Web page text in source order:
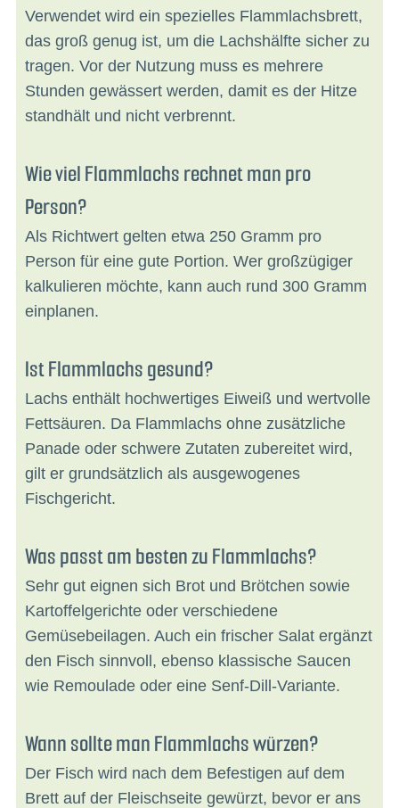
Verwendet wird ein spezielles Flammlachsbrett,
das groß genug ist, um die Lachshälfte sicher zu
tragen. Vor der Nutzung muss es mehrere
Stunden gewässert werden, damit es der Hitze
standhält und nicht verbrennt.
Wie viel Flammlachs rechnet man pro
Person?
Als Richtwert gelten etwa 250 Gramm pro
Person für eine gute Portion. Wer großzügiger
kalkulieren möchte, kann auch rund 300 Gramm
einplanen.
Ist Flammlachs gesund?
Lachs enthält hochwertiges Eiweiß und wertvolle
Fettsäuren. Da Flammlachs ohne zusätzliche
Panade oder schwere Zutaten zubereitet wird,
gilt er grundsätzlich als ausgewogenes
Fischgericht.
Was passt am besten zu Flammlachs?
Sehr gut eignen sich Brot und Brötchen sowie
Kartoffelgerichte oder verschiedene
Gemüsebeilagen. Auch ein frischer Salat ergänzt
den Fisch sinnvoll, ebenso klassische Saucen
wie Remoulade oder eine Senf-Dill-Variante.
Wann sollte man Flammlachs würzen?
Der Fisch wird nach dem Befestigen auf dem
Brett auf der Fleischseite gewürzt, bevor er ans